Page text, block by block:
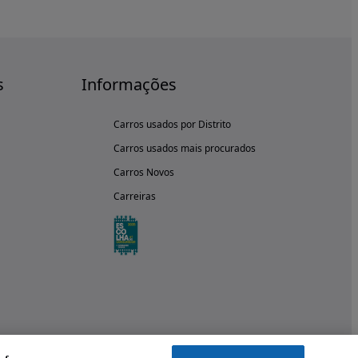
Informações
Carros usados por Distrito
Carros usados mais procurados
Carros Novos
Carreiras